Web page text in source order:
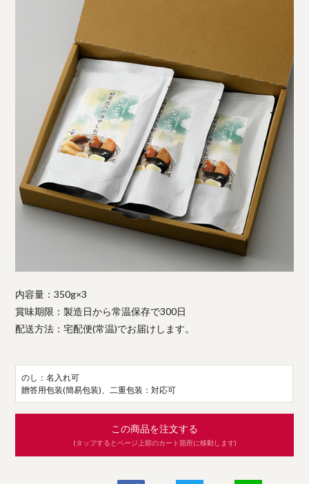
内容量：350g×3
賞味期限：製造日から常温保存で300日
配送方法：宅配便(常温)でお届けします。
のし：名入れ可
贈答用包装(簡易包装)、二重包装：対応可
この商品を注文する
(タップするとページ上部のカート箇所に移動します)